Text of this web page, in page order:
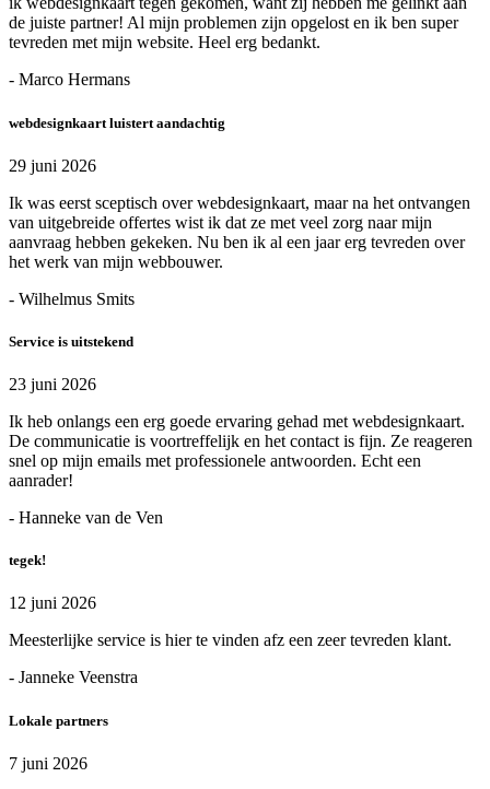
de juiste partner! Al mijn problemen zijn opgelost en ik ben super
tevreden met mijn website. Heel erg bedankt.
- Marco Hermans
webdesignkaart luistert aandachtig
29 juni 2026
Ik was eerst sceptisch over webdesignkaart, maar na het ontvangen
van uitgebreide offertes wist ik dat ze met veel zorg naar mijn
aanvraag hebben gekeken. Nu ben ik al een jaar erg tevreden over
het werk van mijn webbouwer.
- Wilhelmus Smits
Service is uitstekend
23 juni 2026
Ik heb onlangs een erg goede ervaring gehad met webdesignkaart.
De communicatie is voortreffelijk en het contact is fijn. Ze reageren
snel op mijn emails met professionele antwoorden. Echt een
aanrader!
- Hanneke van de Ven
tegek!
12 juni 2026
Meesterlijke service is hier te vinden afz een zeer tevreden klant.
- Janneke Veenstra
Lokale partners
7 juni 2026